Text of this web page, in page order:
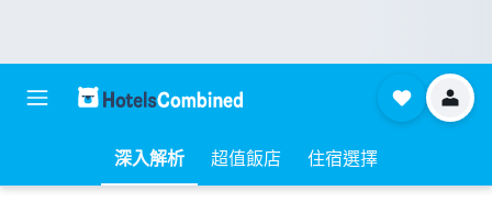
深入解析 超值飯店 住宿選擇